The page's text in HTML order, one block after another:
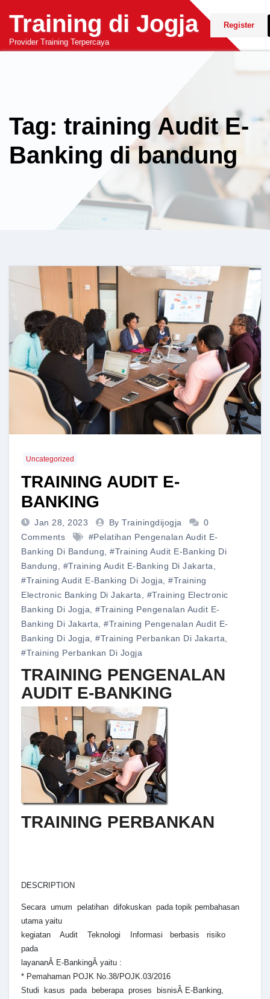
content
Training di Jogja
Provider Training Terpercaya
Register
Tag: training Audit E-
Banking di bandung
Uncategorized
TRAINING AUDIT E-
BANKING
Jan 28, 2023 By Trainingdijogja
0
Comments
#pelatihan Pengenalan Audit E-
Banking Di Bandung, #training Audit E-Banking Di
Bandung, #training Audit E-Banking Di Jakarta,
#training Audit E-Banking Di Jogja, #training
Electronic Banking Di Jakarta, #training Electronic
Banking Di Jogja, #training Pengenalan Audit E-
Banking Di Jakarta, #training Pengenalan Audit E-
Banking Di Jogja, #training Perbankan Di Jakarta,
#training Perbankan Di Jogja
TRAINING PENGENALAN
AUDIT E-BANKING
TRAINING PERBANKAN
DESCRIPTION
Secara umum pelatihan difokuskan pada topik pembahasan
utama yaitu
kegiatan Audit Teknologi Informasi berbasis risiko
pada
layananÂ E-BankingÂ yaitu :
* Pemahaman POJK No.38/POJK.03/2016
Studi kasus pada beberapa proses bisnisÂ E-Banking,